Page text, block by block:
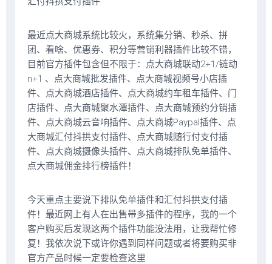
最近点大商城系统比较火，系统集分销、秒杀、拼
团、看啥、优惠券、积分等营销利器插件比较不错，
目前官方插件包含但不限于：点大商城联动2+1/链动
n+1 、点大商城批发插件、点大商城视频号小店插
件、点大商城酒店插件、点大商城约车租车插件、门
店插件、点大商城聚水潭插件、点大商城预约分销插
件、点大商城云音响插件、点大商城Paypal插件、点
大商城汇付抖拱支付插件、点大商城随行付支付插
件、点大商城摄像头插件、点大商城排队免单插件、
点大商城佣金排行榜插件！
今天重点主要说下排队免单插件和汇付抖拱支付插
件！最近网上有人在出售带多插件的程序，我的一个
客户购买后发现这两个插件功能没法用，让我帮忙修
复！我依次说下或许你遇到同样问题或者将要购买非
官方产品时候一定要检查这里